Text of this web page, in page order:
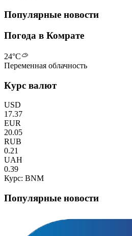
Популярные новости
Погода в Комрате
24°C
Переменная облачность
Курс валют
USD
17.37
EUR
20.05
RUB
0.21
UAH
0.39
Курс: BNM
Популярные новости